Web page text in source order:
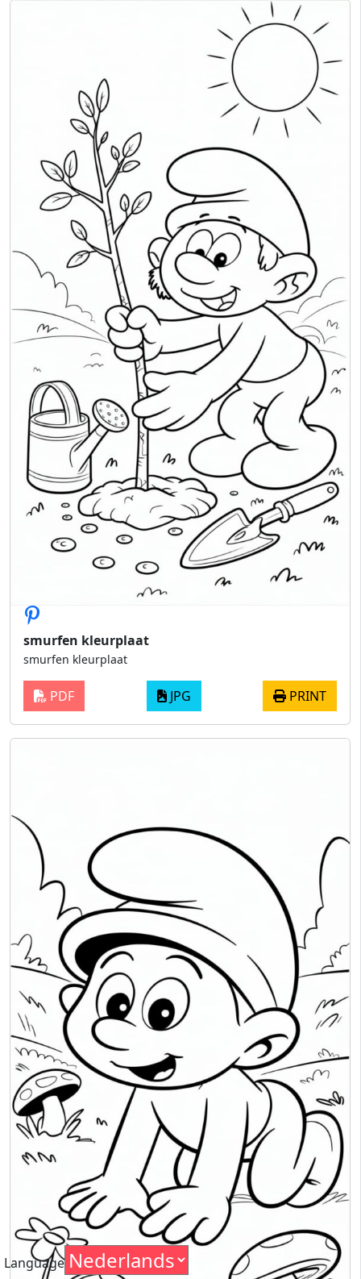
smurfen kleurplaat
smurfen kleurplaat
PDF JPG PRINT
Language